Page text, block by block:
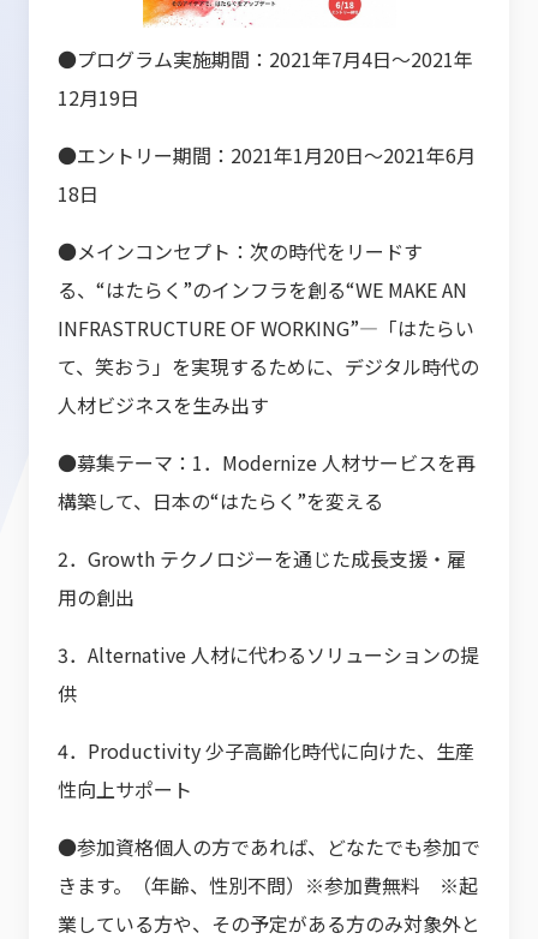
●プログラム実施期間：2021年7月4日～2021年
12月19日
●エントリー期間：2021年1月20日～2021年6月
18日
●メインコンセプト：次の時代をリードす
る、“はたらく”のインフラを創る“WE MAKE AN
INFRASTRUCTURE OF WORKING”―「はたらい
て、笑おう」を実現するために、デジタル時代の
人材ビジネスを生み出す
●募集テーマ：1．Modernize 人材サービスを再
構築して、日本の“はたらく”を変える
2．Growth テクノロジーを通じた成長支援・雇
用の創出
3．Alternative 人材に代わるソリューションの提
供
4．Productivity 少子高齢化時代に向けた、生産
性向上サポート
●参加資格個人の方であれば、どなたでも参加で
きます。（年齢、性別不問）※参加費無料 ※起
業している方や、その予定がある方のみ対象外と